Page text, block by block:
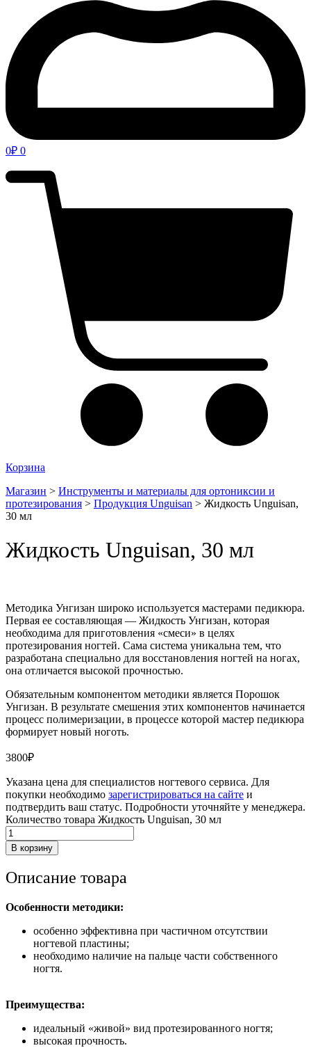
0₽ 0
Корзина
Магазин > Инструменты и материалы для ортониксии и
протезирования > Продукция Unguisan > Жидкость Unguisan,
30 мл
Жидкость Unguisan, 30 мл
Методика Унгизан широко используется мастерами педикюра.
Первая ее составляющая — Жидкость Унгизан, которая
необходима для приготовления «смеси» в целях
протезирования ногтей. Сама система уникальна тем, что
разработана специально для восстановления ногтей на ногах,
она отличается высокой прочностью.
Обязательным компонентом методики является Порошок
Унгизан. В результате смешения этих компонентов начинается
процесс полимеризации, в процессе которой мастер педикюра
формирует новый ноготь.
3800₽
Указана цена для специалистов ногтевого сервиса. Для
покупки необходимо зарегистрироваться на сайте и
подтвердить ваш статус. Подробности уточняйте у менеджера.
Количество товара Жидкость Unguisan, 30 мл
В корзину
Описание товара
Особенности методики:
особенно эффективна при частичном отсутствии
ногтевой пластины;
необходимо наличие на пальце части собственного
ногтя.
Преимущества:
идеальный «живой» вид протезированного ногтя;
высокая прочность.